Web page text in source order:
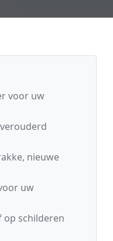
voor uw
nieuwe
uw
op schilderen